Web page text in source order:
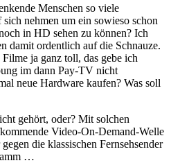
Menschen so viele
nehmen um ein sowieso schon
in HD sehen zu können? Ich
damit ordentlich auf die Schnauze.
ja ganz toll, das gebe ich
im dann Pay-TV nicht
neue Hardware kaufen? Was soll
gehört, oder? Mit solchen
Video-On-Demand-Welle
die klassischen Fernsehsender
…